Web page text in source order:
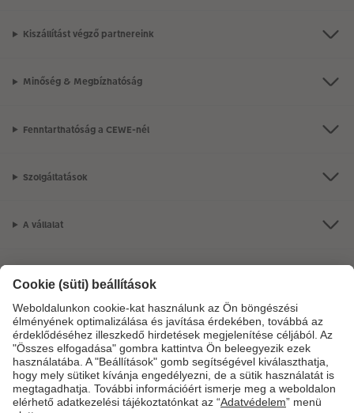
Kiszállítást végző partnereink
Minőség & Megbízhatóság
Fenntarthatóság a CEWE-nél
Szolgáltatások
A vállalat
CEWE Fotóvilág